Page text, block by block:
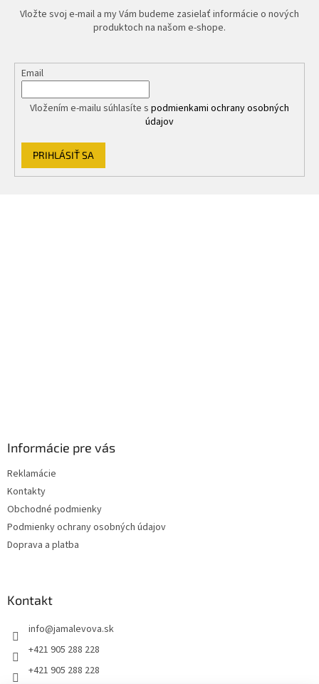
Vložte svoj e-mail a my Vám budeme zasielať informácie o nových
produktoch na našom e-shope.
Email
Vložením e-mailu súhlasíte s podmienkami ochrany osobných
údajov
PRIHLÁSIŤ SA
Informácie pre vás
Reklamácie
Kontakty
Obchodné podmienky
Podmienky ochrany osobných údajov
Doprava a platba
Kontakt
info@jamalevova.sk
+421 905 288 228
+421 905 288 228